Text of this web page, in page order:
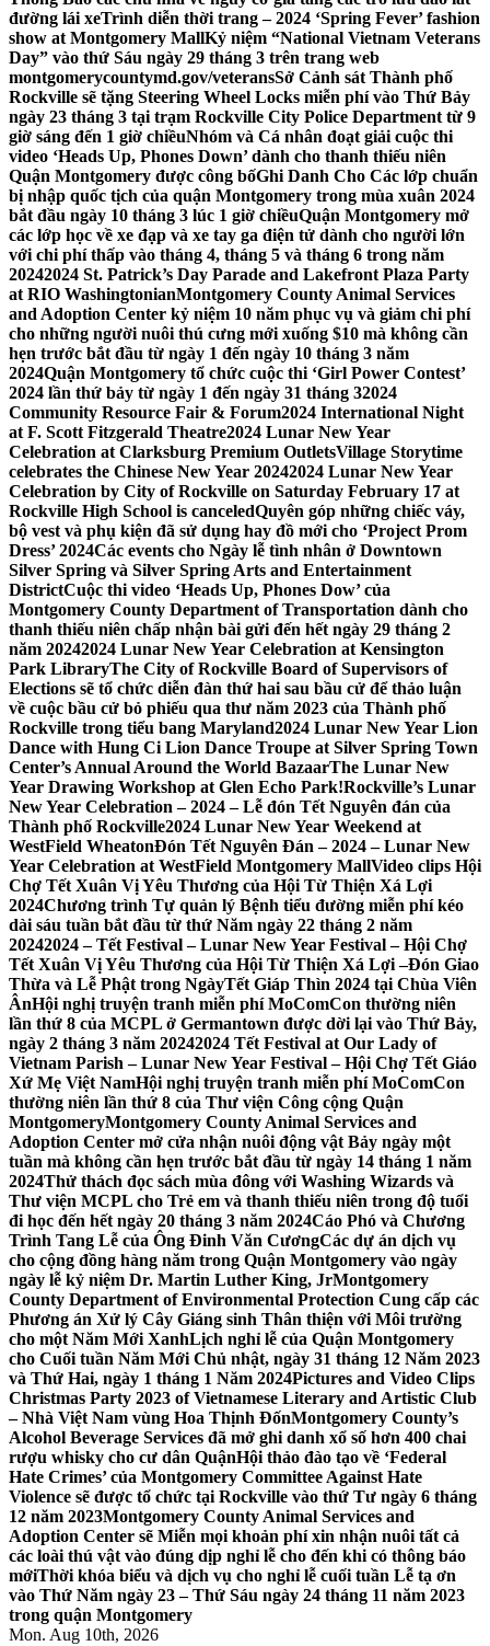
đường lái xeTrình diễn thời trang – 2024 ‘Spring Fever’ fashion
show at Montgomery MallKỷ niệm “National Vietnam Veterans
Day” vào thứ Sáu ngày 29 tháng 3 trên trang web
montgomerycountymd.gov/veteransSở Cảnh sát Thành phố
Rockville sẽ tặng Steering Wheel Locks miễn phí vào Thứ Bảy
ngày 23 tháng 3 tại trạm Rockville City Police Department từ 9
giờ sáng đến 1 giờ chiềuNhóm và Cá nhân đoạt giải cuộc thi
video ‘Heads Up, Phones Down’ dành cho thanh thiếu niên
Quận Montgomery được công bốGhi Danh Cho Các lớp chuẩn
bị nhập quốc tịch của quận Montgomery trong mùa xuân 2024
bắt đầu ngày 10 tháng 3 lúc 1 giờ chiềuQuận Montgomery mở
các lớp học về xe đạp và xe tay ga điện tử dành cho người lớn
với chi phí thấp vào tháng 4, tháng 5 và tháng 6 trong năm
20242024 St. Patrick’s Day Parade and Lakefront Plaza Party
at RIO WashingtonianMontgomery County Animal Services
and Adoption Center kỷ niệm 10 năm phục vụ và giảm chi phí
cho những người nuôi thú cưng mới xuống $10 mà không cần
hẹn trước bắt đầu từ ngày 1 đến ngày 10 tháng 3 năm
2024Quận Montgomery tổ chức cuộc thi ‘Girl Power Contest’
2024 lần thứ bảy từ ngày 1 đến ngày 31 tháng 32024
Community Resource Fair & Forum2024 International Night
at F. Scott Fitzgerald Theatre2024 Lunar New Year
Celebration at Clarksburg Premium OutletsVillage Storytime
celebrates the Chinese New Year 20242024 Lunar New Year
Celebration by City of Rockville on Saturday February 17 at
Rockville High School is canceledQuyên góp những chiếc váy,
bộ vest và phụ kiện đã sử dụng hay đồ mới cho ‘Project Prom
Dress’ 2024Các events cho Ngày lễ tình nhân ở Downtown
Silver Spring và Silver Spring Arts and Entertainment
DistrictCuộc thi video ‘Heads Up, Phones Dow’ của
Montgomery County Department of Transportation dành cho
thanh thiếu niên chấp nhận bài gửi đến hết ngày 29 tháng 2
năm 20242024 Lunar New Year Celebration at Kensington
Park LibraryThe City of Rockville Board of Supervisors of
Elections sẽ tổ chức diễn đàn thứ hai sau bầu cử để thảo luận
về cuộc bầu cử bỏ phiếu qua thư năm 2023 của Thành phố
Rockville trong tiểu bang Maryland2024 Lunar New Year Lion
Dance with Hung Ci Lion Dance Troupe at Silver Spring Town
Center’s Annual Around the World BazaarThe Lunar New
Year Drawing Workshop at Glen Echo Park!Rockville’s Lunar
New Year Celebration – 2024 – Lễ đón Tết Nguyên đán của
Thành phố Rockville2024 Lunar New Year Weekend at
WestField WheatonĐón Tết Nguyên Đán – 2024 – Lunar New
Year Celebration at WestField Montgomery MallVideo clips Hội
Chợ Tết Xuân Vị Yêu Thương của Hội Từ Thiện Xá Lợi
2024Chương trình Tự quản lý Bệnh tiểu đường miễn phí kéo
dài sáu tuần bắt đầu từ thứ Năm ngày 22 tháng 2 năm
20242024 – Tết Festival – Lunar New Year Festival – Hội Chợ
Tết Xuân Vị Yêu Thương của Hội Từ Thiện Xá Lợi –Đón Giao
Thừa và Lễ Phật trong NgàyTết Giáp Thìn 2024 tại Chùa Viên
ÂnHội nghị truyện tranh miễn phí MoComCon thường niên
lần thứ 8 của MCPL ở Germantown được dời lại vào Thứ Bảy,
ngày 2 tháng 3 năm 20242024 Tết Festival at Our Lady of
Vietnam Parish – Lunar New Year Festival – Hội Chợ Tết Giáo
Xứ Mẹ Việt NamHội nghị truyện tranh miễn phí MoComCon
thường niên lần thứ 8 của Thư viện Công cộng Quận
MontgomeryMontgomery County Animal Services and
Adoption Center mở cửa nhận nuôi động vật Bảy ngày một
tuần mà không cần hẹn trước bắt đầu từ ngày 14 tháng 1 năm
2024Thử thách đọc sách mùa đông với Washing Wizards và
Thư viện MCPL cho Trẻ em và thanh thiếu niên trong độ tuổi
đi học đến hết ngày 20 tháng 3 năm 2024Cáo Phó và Chương
Trình Tang Lễ của Ông Đinh Văn CươngCác dự án dịch vụ
cho cộng đồng hàng năm trong Quận Montgomery vào ngày
ngày lễ kỷ niệm Dr. Martin Luther King, JrMontgomery
County Department of Environmental Protection Cung cấp các
Phương án Xử lý Cây Giáng sinh Thân thiện với Môi trường
cho một Năm Mới XanhLịch nghỉ lễ của Quận Montgomery
cho Cuối tuần Năm Mới Chủ nhật, ngày 31 tháng 12 Năm 2023
và Thứ Hai, ngày 1 tháng 1 Năm 2024Pictures and Video Clips
Christmas Party 2023 of Vietnamese Literary and Artistic Club
– Nhà Việt Nam vùng Hoa Thịnh ĐốnMontgomery County’s
Alcohol Beverage Services đã mở ghi danh xổ số hơn 400 chai
rượu whisky cho cư dân QuậnHội thảo đào tạo về ‘Federal
Hate Crimes’ của Montgomery Committee Against Hate
Violence sẽ được tổ chức tại Rockville vào thứ Tư ngày 6 tháng
12 năm 2023Montgomery County Animal Services and
Adoption Center sẽ Miễn mọi khoản phí xin nhận nuôi tất cả
các loài thú vật vào đúng dịp nghỉ lễ cho đến khi có thông báo
mớiThời khóa biểu và dịch vụ cho nghỉ lễ cuối tuần Lễ tạ ơn
vào Thứ Năm ngày 23 – Thứ Sáu ngày 24 tháng 11 năm 2023
trong quận Montgomery
Mon. Aug 10th, 2026